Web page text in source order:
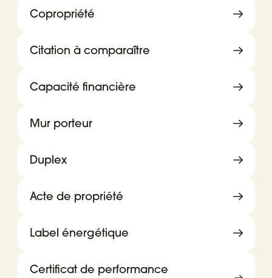
Copropriété
Citation à comparaître
Capacité financière
Mur porteur
Duplex
Acte de propriété
Label énergétique
Certificat de performance